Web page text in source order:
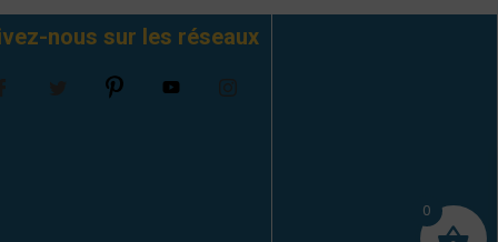
nous sur les réseaux
0